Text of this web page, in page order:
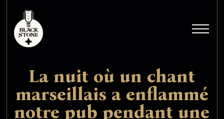
La nuit où un chant
marseillais a enflammé
notre pub pendant une